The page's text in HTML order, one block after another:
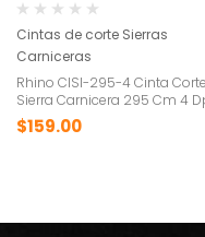
Cintas de corte Sierras
Carniceras
Rhino CISI-295-4 Cinta Corte
Sierra Carnicera 295 Cm 4
$159.00